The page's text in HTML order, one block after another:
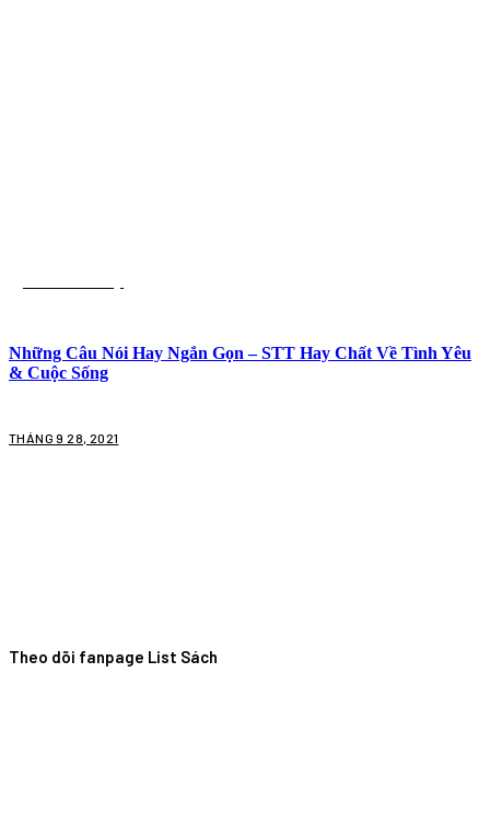
Những Câu Nói Hay Ngắn Gọn – STT Hay Chất Về Tình Yêu
& Cuộc Sống
THÁNG 9 28, 2021
Theo dõi fanpage List Sách